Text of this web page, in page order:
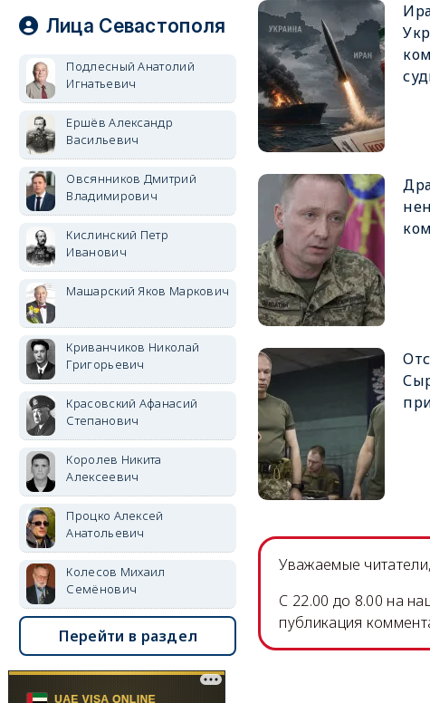
Уважаемые
C 22.00 до 8.00 на
публикация
Лица Севастополя
Подлесный Анатолий
Игнатьевич
Ершёв Александр
Васильевич
Овсянников Дмитрий
Владимирович
Кислинский Петр
Иванович
Машарский Яков Маркович
Криванчиков Николай
Григорьевич
Красовский Афанасий
Степанович
Королев Никита
Алексеевич
Процко Алексей
Анатольевич
Колесов Михаил
Семёнович
Перейти в раздел